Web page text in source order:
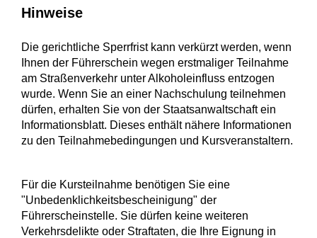
Hinweise
Die gerichtliche Sperrfrist kann verkürzt werden, wenn
Ihnen der Führerschein wegen erstmaliger Teilnahme
am Straßenverkehr unter Alkoholeinfluss entzogen
wurde. Wenn Sie an einer Nachschulung teilnehmen
dürfen, erhalten Sie von der Staatsanwaltschaft ein
Informationsblatt. Dieses enthält nähere Informationen
zu den Teilnahmebedingungen und Kursveranstaltern.
Für die Kursteilnahme benötigen Sie eine
"Unbedenklichkeitsbescheinigung" der
Führerscheinstelle. Sie dürfen keine weiteren
Verkehrsdelikte oder Straftaten, die Ihre Eignung in